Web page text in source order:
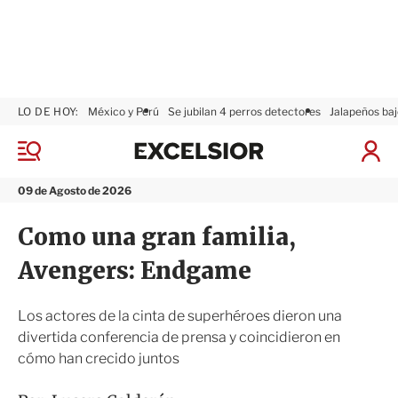
M
n
09 de Agosto de 2026
LO DE HOY: México y Perú Se jubilan 4 perros detectores Jalapeños
I
x
s
i
Como una gran familia,
Avengers: Endgame
Los actores de la cinta de superhéroes dieron una
divertida conferencia de prensa y coincidieron en
cómo han crecido juntos